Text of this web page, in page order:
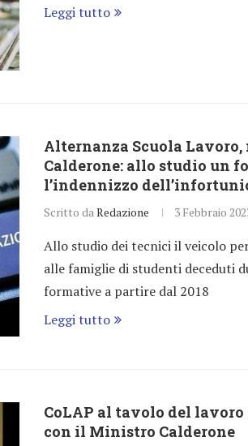
Leggi tutto
Alternanza Scuola
Calderone: allo studio un
l’indennizzo
Scritto daRedazione 3 Febbraio
Allo studio dei tecnici il veicolo
alle famiglie di studenti deceduti
formative a partire dal 2018
Leggi tutto
CoLAP al tavolo del
con il Ministro Calderone